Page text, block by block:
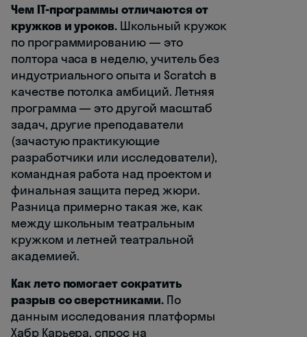
Чем IT-программы отличаются от
кружков и уроков. Школьный кружок
по программированию — это
полтора часа в неделю, учитель без
индустриального опыта и Scratch в
качестве потолка амбиций. Летняя
программа — это другой масштаб
задач, другие преподаватели
(зачастую практикующие
разработчики или исследователи),
командная работа над проектом и
финальная защита перед жюри.
Разница примерно такая же, как
между школьным театральным
кружком и летней театральной
академией.
Как лето помогает сократить
разрыв со сверстниками.По
данным исследования платформы
Хабр Карьера, спрос на